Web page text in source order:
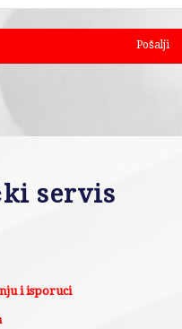
servis
i isporuci